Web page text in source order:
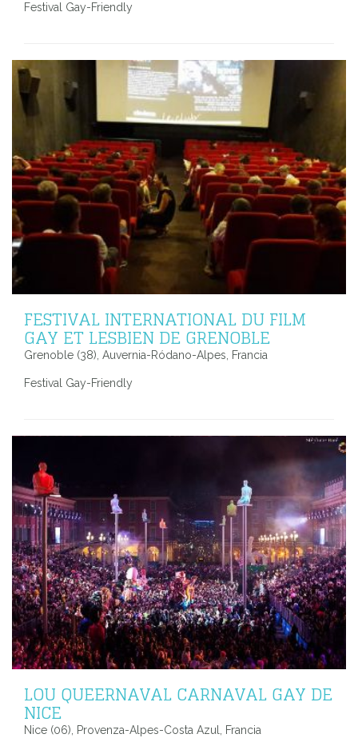
Festival Gay-Friendly
FESTIVAL INTERNATIONAL DU FILM
GAY ET LESBIEN DE GRENOBLE
Grenoble (38), Auvernia-Ródano-Alpes, Francia
Festival Gay-Friendly
LOU QUEERNAVAL CARNAVAL GAY DE
NICE
Nice (06), Provenza-Alpes-Costa Azul, Francia